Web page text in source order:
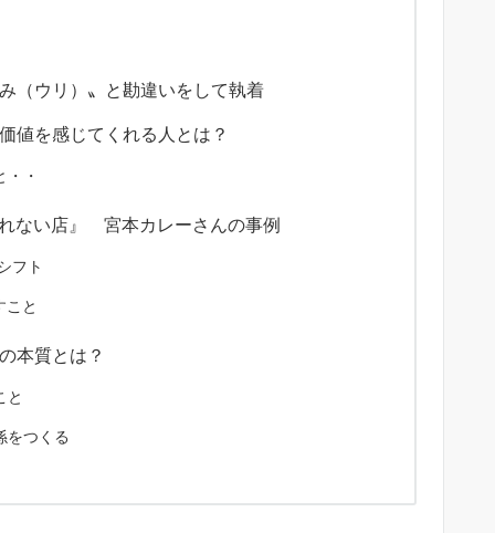
（ウリ）〟と勘違いをして執着
値を感じてくれる人とは？
・
ない店』 宮本カレーさんの事例
フト
こと
本質とは？
と
をつくる